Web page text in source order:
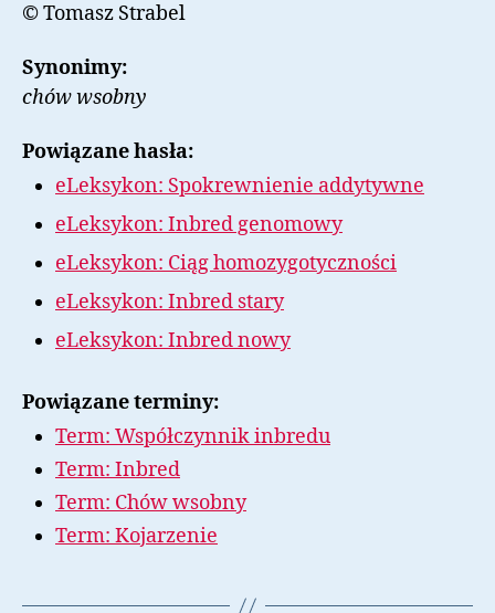
© Tomasz Strabel
Synonimy:
chów wsobny
Powiązane hasła:
eLeksykon: Spokrewnienie addytywne
eLeksykon: Inbred genomowy
eLeksykon: Ciąg homozygotyczności
eLeksykon: Inbred stary
eLeksykon: Inbred nowy
Powiązane terminy:
Term: Współczynnik inbredu
Term: Inbred
Term: Chów wsobny
Term: Kojarzenie